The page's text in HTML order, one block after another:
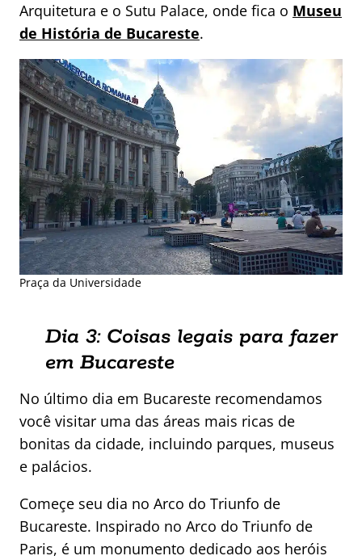
Arquitetura e o Sutu Palace, onde fica o Museu
de História de Bucareste.
Praça da Universidade
Dia 3: Coisas legais para fazer
em Bucareste
No último dia em Bucareste recomendamos
você visitar uma das áreas mais ricas de
bonitas da cidade, incluindo parques, museus
e palácios.
Começe seu dia no Arco do Triunfo de
Bucareste. Inspirado no Arco do Triunfo de
Paris, é um monumento dedicado aos heróis